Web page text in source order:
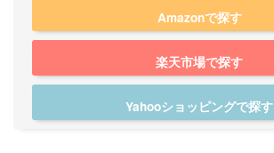
Amazonで探す
楽天市場で探す
Yahooショッピングで探す